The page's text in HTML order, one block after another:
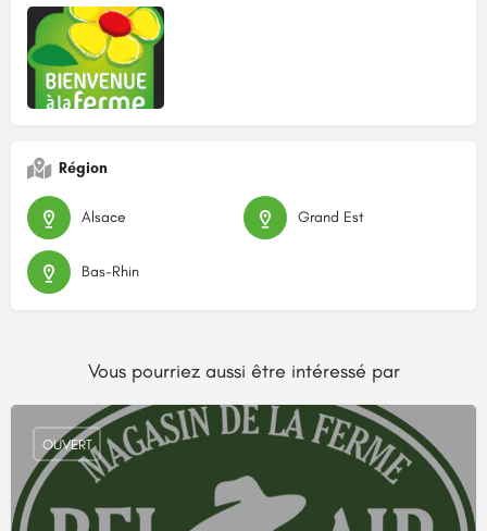
Région
Alsace Grand Est
Bas-Rhin
Vous pourriez aussi être intéressé par
OUVERT